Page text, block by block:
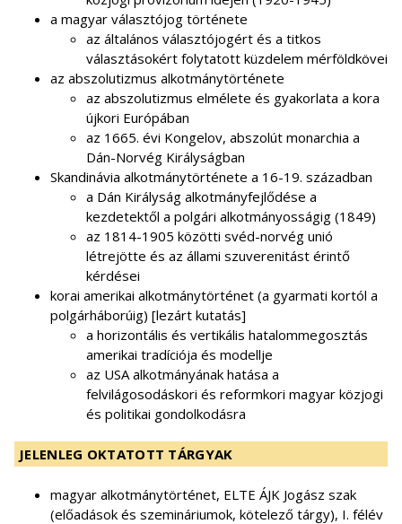
a magyar választójog története
az általános választójogért és a titkos
választásokért folytatott küzdelem mérföldkövei
az abszolutizmus alkotmánytörténete
az abszolutizmus elmélete és gyakorlata a kora
újkori Európában
az 1665. évi Kongelov, abszolút monarchia a
Dán-Norvég Királyságban
Skandinávia alkotmánytörténete a 16-19. században
a Dán Királyság alkotmányfejlődése a
kezdetektől a polgári alkotmányosságig (1849)
az 1814-1905 közötti svéd-norvég unió
létrejötte és az állami szuverenitást érintő
kérdései
korai amerikai alkotmánytörténet (a gyarmati kortól a
polgárháborúig) [lezárt kutatás]
a horizontális és vertikális hatalommegosztás
amerikai tradíciója és modellje
az USA alkotmányának hatása a
felvilágosodáskori és reformkori magyar közjogi
és politikai gondolkodásra
JELENLEG OKTATOTT TÁRGYAK
magyar alkotmánytörténet, ELTE ÁJK Jogász szak
(előadások és szemináriumok, kötelező tárgy), I. félév